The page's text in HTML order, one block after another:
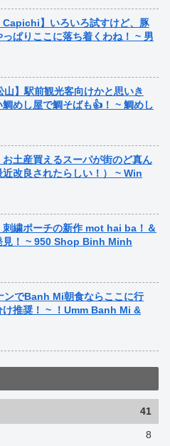
Capichi】いろいろ試すけど、豚
ぱりここに落ち着くわね！ ~ 男
山】駅前観光客向けかと思いき
めし屋で鯛そばも👍！ ~ 鯛めし
土産買えるスーパが街のど真ん
改良されたらしい！） ~ Win
刺繍ポーチの新作 mot hai ba！＆
見！ ~ 950 Shop Binh Minh
ンでBanh Mi朝食ならここに行
け推奨！ ~ ！Umm Banh Mi &
41
8